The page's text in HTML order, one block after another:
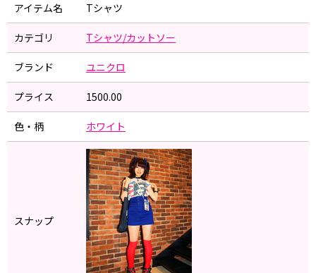
アイテム名 Tシャツ
カテゴリ Tシャツ/カットソー
ブランド ユニクロ
プライス 1500.00
色・柄 ホワイト
スナップ